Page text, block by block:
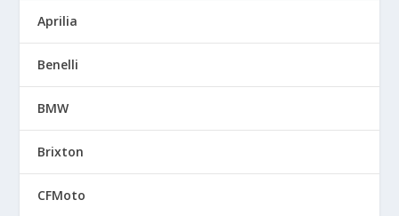
Aprilia
Benelli
BMW
Brixton
CFMoto